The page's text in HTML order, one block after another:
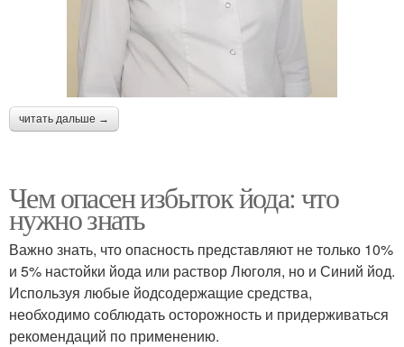
читать дальше →
Чем опасен избыток йода: что
нужно знать
Важно знать, что опасность представляют не только 10%
и 5% настойки йода или раствор Люголя, но и Синий йод.
Используя любые йодсодержащие средства,
необходимо соблюдать осторожность и придерживаться
рекомендаций по применению.